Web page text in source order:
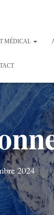
MÉDICAL
2024